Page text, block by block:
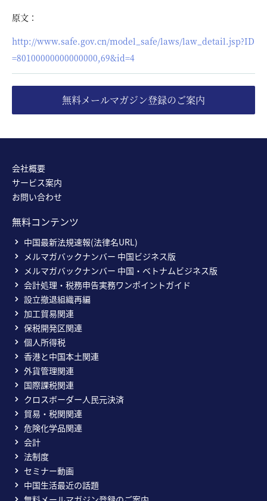
原文：
http://www.safe.gov.cn/model_safe/laws/law_detail.jsp?ID
=80100000000000000,69&id=4
無料メールマガジン登録のご案内
会社概要
サービス案内
お問い合わせ
無料コンテンツ
中国最新法規速報(法律名URL)
メルマガバックナンバー 中国ビジネス版
メルマガバックナンバー 中国・ベトナムビジネス版
会計処理・税務申告実務ワンポイントガイド
設立撤退組織再編
加工貿易関連
保税開発区関連
個人所得税
香港と中国本土関連
外貨管理関連
国際課税関連
クロスボーダー人民元決済
貿易・税関関連
危険化学品関連
会計
法制度
セミナー動画
中国生活最近の話題